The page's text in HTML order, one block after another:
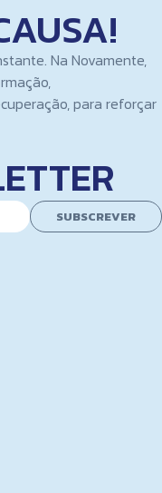
Na Novamente,
para reforçar
SUBSCREVER